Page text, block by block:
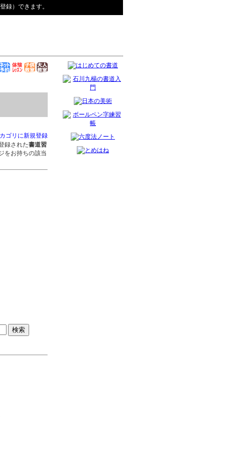
録）できます。
ゴリに新規登録
録された書道習
をお持ちの該当